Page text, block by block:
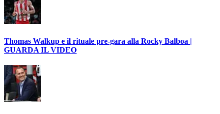
Thomas Walkup e il rituale pre-gara alla Rocky Balboa |
GUARDA IL VIDEO